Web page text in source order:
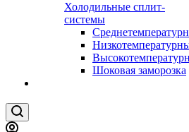
Холодильные сплит-
системы
Шоковая заморозка